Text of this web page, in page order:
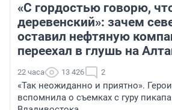
«С гордостью говорю,
деревенский»: зачем
оставил нефтяную
переехал в глушь на
22 часа 13 426 2
«Так неожиданно и приятно».
вспомнила о съемках с гуру